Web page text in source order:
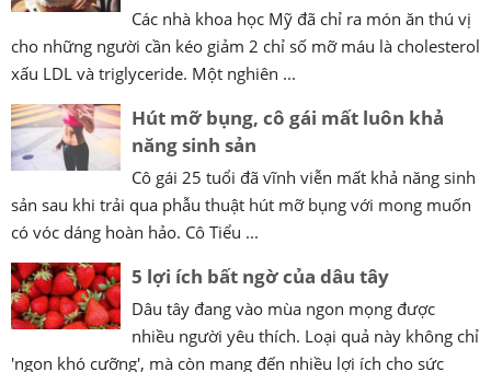
Các nhà khoa học Mỹ đã chỉ ra món ăn thú vị
cho những người cần kéo giảm 2 chỉ số mỡ máu là cholesterol
xấu LDL và triglyceride. Một nghiên ...
Hút mỡ bụng, cô gái mất luôn khả
năng sinh sản
Cô gái 25 tuổi đã vĩnh viễn mất khả năng sinh
sản sau khi trải qua phẫu thuật hút mỡ bụng với mong muốn
có vóc dáng hoàn hảo. Cô Tiểu ...
5 lợi ích bất ngờ của dâu tây
Dâu tây đang vào mùa ngon mọng được
nhiều người yêu thích. Loại quả này không chỉ
'ngon khó cưỡng', mà còn mang đến nhiều lợi ích cho sức